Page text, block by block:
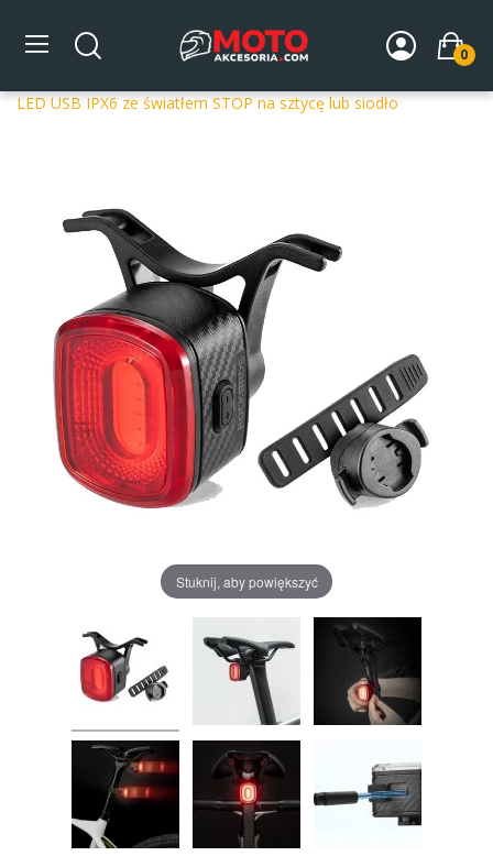
0
Strona główna AKCESORIA ROWEROWE
Akcesoria
LED USB IPX6 ze światłem STOP na sztycę lub siodło
Stuknij, aby powiększyć